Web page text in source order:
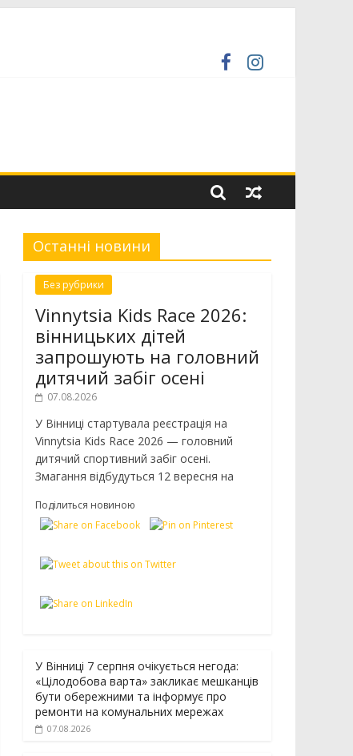
про ремонти на комунальних мережах
Останні новини
Без рубрики
Vinnytsia Kids Race 2026:
вінницьких дітей
запрошують на головний
дитячий забіг осені
07.08.2026
У Вінниці стартувала реєстрація на
Vinnytsia Kids Race 2026 — головний
дитячий спортивний забіг осені.
Змагання відбудуться 12 вересня на
Поділиться новиною
У Вінниці 7 серпня очікується негода:
«Цілодобова варта» закликає мешканців
бути обережними та інформує про
ремонти на комунальних мережах
07.08.2026